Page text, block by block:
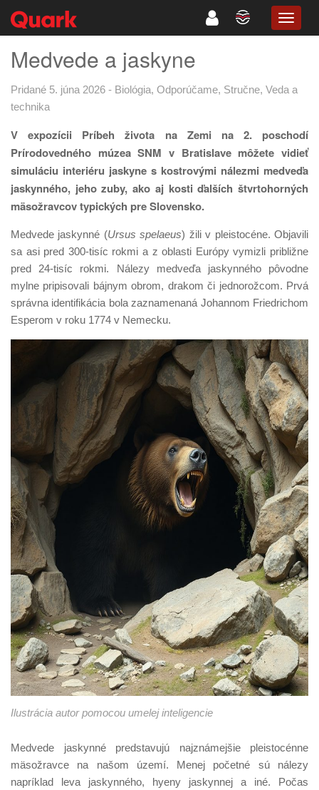
Medvede a jaskyne
Pridané 5. júna 2026 - Biológia, Odporúčame, Stručne, Veda a
technika
V expozícii Príbeh života na Zemi na 2. poschodí
Prírodovedného múzea SNM v Bratislave môžete vidieť
simuláciu interiéru jaskyne s kostrovými nálezmi medveďa
jaskynného, jeho zuby, ako aj kosti ďalších štvrtohorných
mäsožravcov typických pre Slovensko.
Medvede jaskynné (Ursus spelaeus) žili v pleistocéne. Objavili
sa asi pred 300-tisíc rokmi a z oblasti Európy vymizli približne
pred 24-tisíc rokmi. Nálezy medveďa jaskynného pôvodne
mylne pripisovali bájnym obrom, drakom či jednorožcom. Prvá
správna identifikácia bola zaznamenaná Johannom Friedrichom
Esperom v roku 1774 v Nemecku.
Ilustrácia autor pomocou umelej inteligencie
Medvede jaskynné predstavujú najznámejšie pleistocénne
mäsožravce na našom území. Menej početné sú nálezy
napríklad leva jaskynného, hyeny jaskynnej a iné. Počas